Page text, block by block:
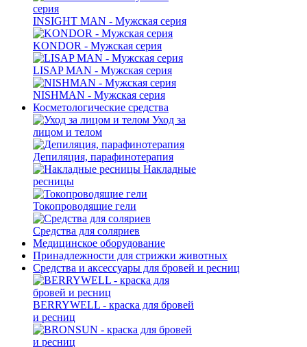
INSIGHT MAN - Мужская серия
KONDOR - Мужская серия
LISAP MAN - Мужская серия
NISHMAN - Мужская серия
Косметологические средства
Уход за
лицом и телом
Депиляция, парафинотерапия
Накладные
ресницы
Токопроводящие гели
Средства для соляриев
Медицинское оборудование
Принадлежности для стрижки животных
Средства и аксессуары для бровей и ресниц
BERRYWELL - краска для бровей
и ресниц